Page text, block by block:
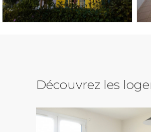
Découvrez les